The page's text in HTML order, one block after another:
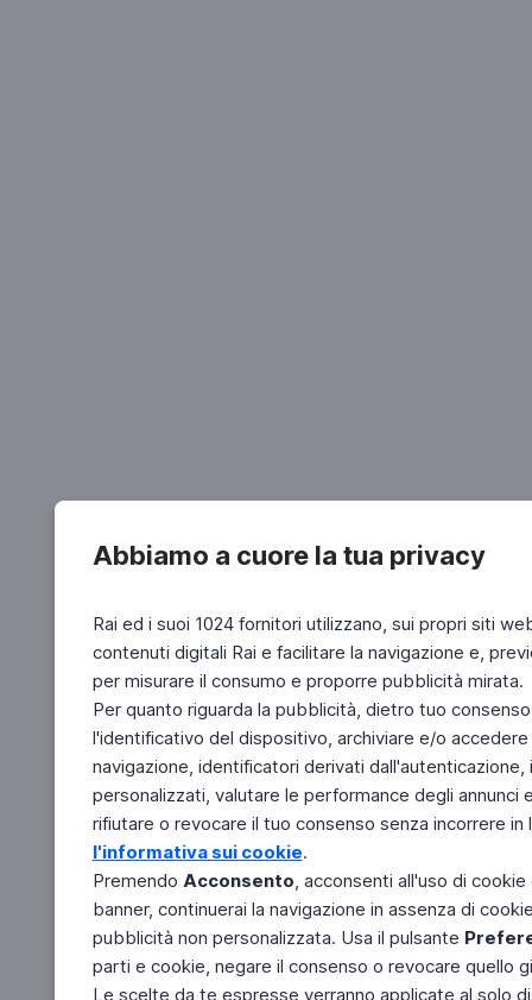
Abbiamo a cuore la tua privacy
Rai ed i suoi 1024 fornitori utilizzano, sui propri siti
contenuti digitali Rai e facilitare la navigazione e,
per misurare il consumo e proporre pubblicità mirata.
Per quanto riguarda la pubblicità, dietro tuo
l'identificativo del dispositivo, archiviare e/o
navigazione, identificatori derivati
personalizzati, valutare le performance degli
rifiutare o revocare il tuo consenso senza incorrere
l'informativa sui cookie.
Premendo Acconsento, acconsenti all'uso di
banner, continuerai la navigazione in assenza di
pubblicità non personalizzata. Usa il pulsante
parti e cookie, negare il consenso o revocare quello
Le scelte da te espresse verranno applicate al solo